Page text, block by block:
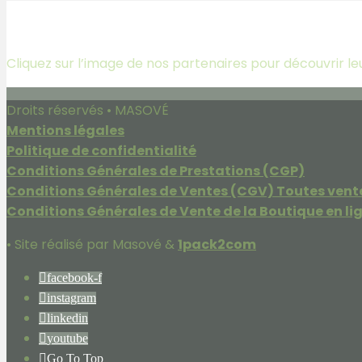
Cliquez sur l’image de nos partenaires pour découvrir
Droits réservés • MASOVÉ
Mentions légales
Politique de confidentialité
Conditions Générales de Prestations (CGP)
Conditions Générales de Ventes (CGV) Toutes
Conditions Générales de Vente de la Boutique en
• Site réalisé par Masové & 1pack2com
facebook-f
instagram
linkedin
youtube
Go To Top